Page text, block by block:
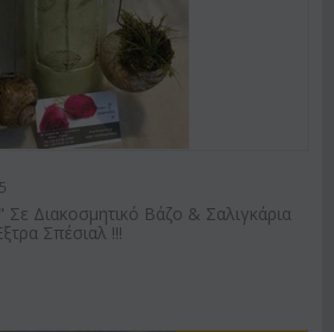
Διακοσμητικό Βάζο & Σαλιγκάρια
Σπέσιαλ !!!